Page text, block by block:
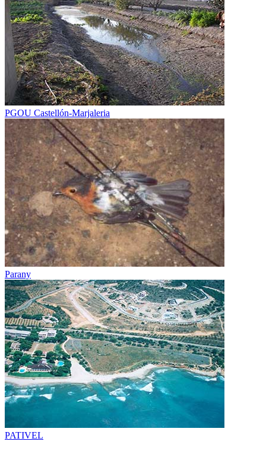
PGOU Castellón-Marjaleria
Parany
PATIVEL